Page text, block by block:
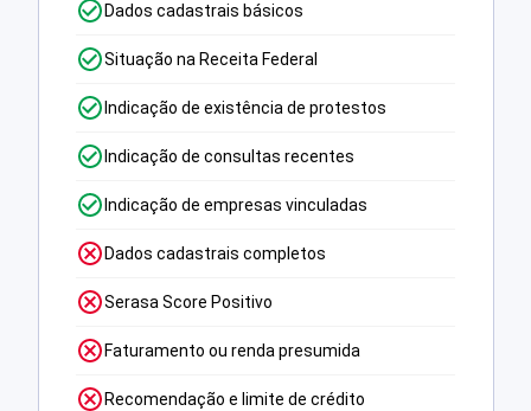
Dados cadastrais básicos
Situação na Receita Federal
Indicação de existência de protestos
Indicação de consultas recentes
Indicação de empresas vinculadas
Dados cadastrais completos
Serasa Score Positivo
Faturamento ou renda presumida
Recomendação e limite de crédito